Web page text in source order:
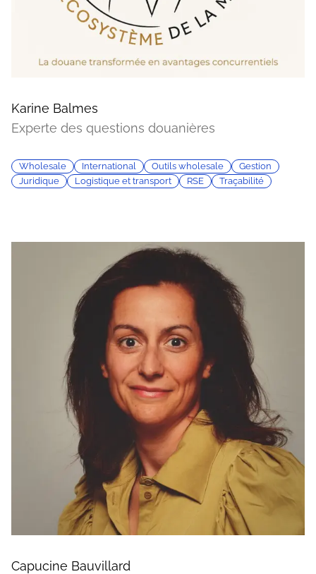
Karine Balmes
Experte des questions douanières
Wholesale International Outils wholesale
Gestion
Juridique
Logistique et transport RSE Traçabilité
Capucine Bauvillard